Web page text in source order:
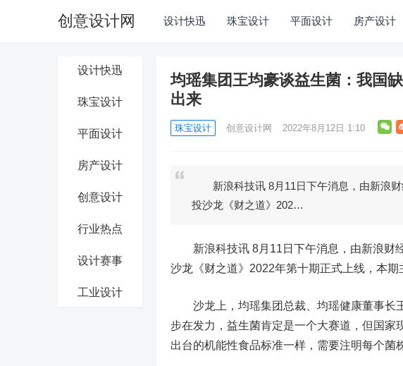
创意设计网 设计快迅 珠宝设计 平面设计 房产设计
设计快迅
珠宝设计
平面设计
房产设计
创意设计
行业热点
设计赛事
工业设计
均瑶集团王均豪谈益生菌：我国
出来
珠宝设计 创意设计网 2022年8月12日 1:10
新浪科技讯 8月11日下午消息，由新浪财
投沙龙《财之道》202…
新浪科技讯 8月11日下午消息，由新浪财
沙龙《财之道》2022年第十期正式上线，本
沙龙上，均瑶集团总裁、均瑶健康董事长
步在发力，益生菌肯定是一个大赛道，但国
出台的机能性食品标准一样，需要注明每个菌